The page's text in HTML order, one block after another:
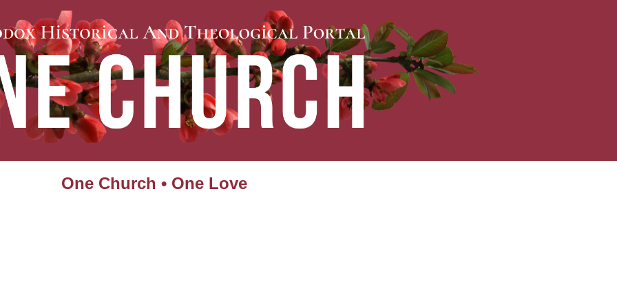
One Church • One Love